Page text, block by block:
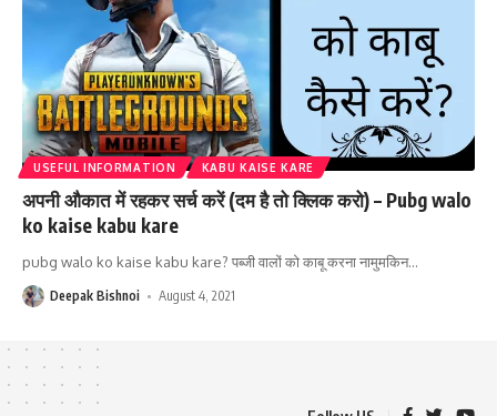
USEFUL INFORMATION KABU KAISE KARE
अपनी औकात में रहकर सर्च करें (दम है तो क्लिक करो) – Pubg walo
ko kaise kabu kare
pubg walo ko kaise kabu kare? पब्जी वालों को काबू करना नामुमकिन…
Deepak Bishnoi August 4, 2021